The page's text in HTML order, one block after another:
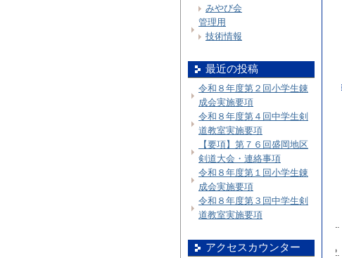
みやび会
管理用
技術情報
最近の投稿
令和８年度第２回小学生錬
成会実施要項
令和８年度第４回中学生剣
道教室実施要項
【要項】第７６回盛岡地区
剣道大会・連絡事項
令和８年度第１回小学生錬
成会実施要項
令和８年度第３回中学生剣
道教室実施要項
アクセスカウンター